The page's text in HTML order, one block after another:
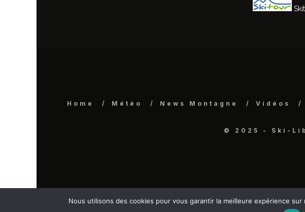
Home Météo News Montagne Vidéos
© 2025 - Ski-
Nous utilisons des cookies pour vous garantir la meilleure expérience